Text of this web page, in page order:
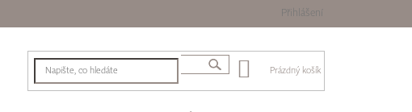
Přihlášení
Prázdný košík